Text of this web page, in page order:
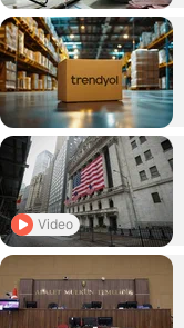
Video